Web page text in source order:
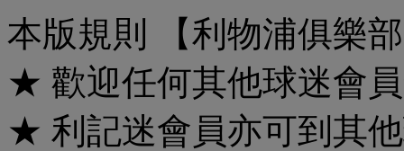
本版規則 【利物浦俱樂
★ 歡迎任何其他球迷會
★ 利記迷會員亦可到其